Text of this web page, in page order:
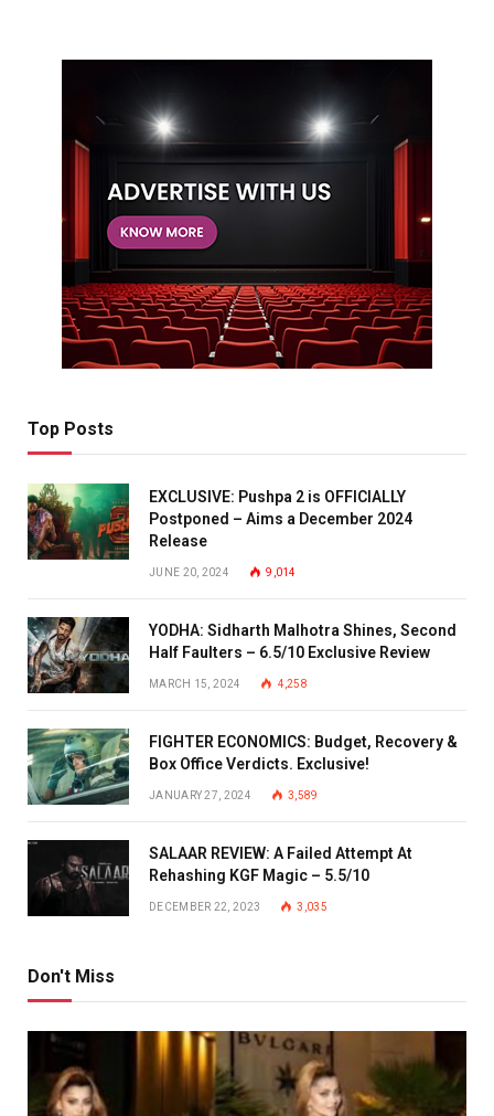
Top Posts
EXCLUSIVE: Pushpa 2 is OFFICIALLY
Postponed – Aims a December 2024
Release
JUNE 20, 2024 9,014
YODHA: Sidharth Malhotra Shines, Second
Half Faulters – 6.5/10 Exclusive Review
MARCH 15, 2024 4,258
FIGHTER ECONOMICS: Budget, Recovery &
Box Office Verdicts. Exclusive!
JANUARY 27, 2024 3,589
SALAAR REVIEW: A Failed Attempt At
Rehashing KGF Magic – 5.5/10
DECEMBER 22, 2023 3,035
Don't Miss